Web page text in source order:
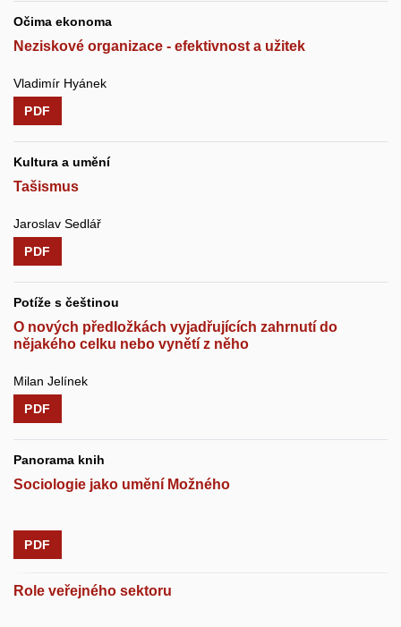
Očima ekonoma
Neziskové organizace - efektivnost a užitek
Vladimír Hyánek
PDF
Kultura a umění
Tašismus
Jaroslav Sedlář
PDF
Potíže s češtinou
O nových předložkách vyjadřujících zahrnutí do
nějakého celku nebo vynětí z něho
Milan Jelínek
PDF
Panorama knih
Sociologie jako umění Možného
PDF
Role veřejného sektoru